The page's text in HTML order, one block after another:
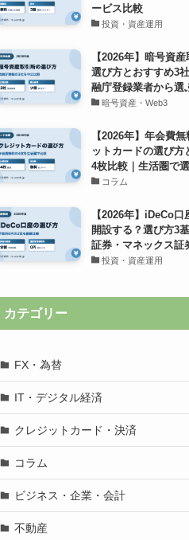
ービス比較
投資・資産運用
【2026年】暗号資
選び方とおすすめ3
融庁登録業者から選
暗号資産・Web3
【2026年】年会費
ットカードの選び方
4枚比較｜生活圏で
コラム
【2026年】iDeCo口
開設する？選び方3
証券・マネックス証
投資・資産運用
カテゴリー
FX・為替
IT・デジタル経済
クレジットカード・決済
コラム
ビジネス・企業・会計
不動産